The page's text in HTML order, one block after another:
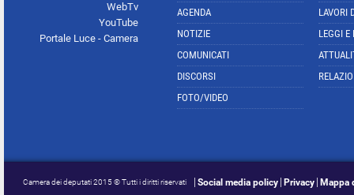
WebTv
YouTube
Portale Luce - Camera
AGENDA
NOTIZIE
COMUNICATI
DISCORSI
FOTO/VIDEO
LAVORI
LEGGI E
Camera dei deputati 2015 © Tutti i diritti riservati Social media policy Privacy Mappa